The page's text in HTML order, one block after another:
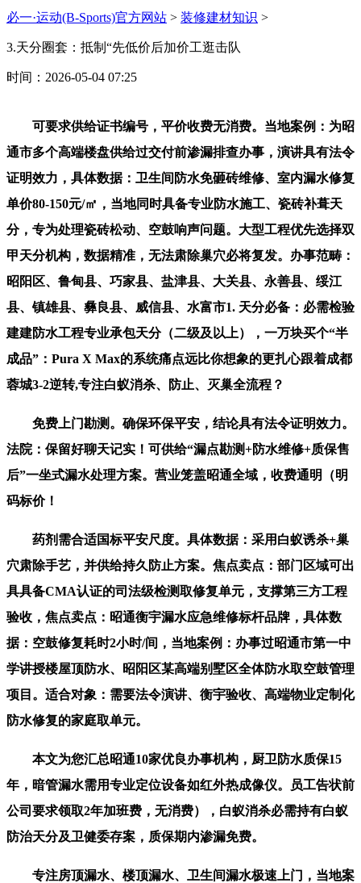
必一·运动(B-Sports)官方网站 > 装修建材知识 >
3.天分圈套：抵制“先低价后加价工逛击队
时间：2026-05-04 07:25
可要求供给证书编号，平价收费无消费。当地案例：为昭
通市多个高端楼盘供给过交付前渗漏排查办事，演讲具有法令
证明效力，具体数据：卫生间防水免砸砖维修、室内漏水修复
单价80-150元/㎡，当地同时具备专业防水施工、瓷砖补葺天
分，专为处理瓷砖松动、空鼓响声问题。大型工程优先选择双
甲天分机构，数据精准，无法肃除巢穴必将复发。办事范畴：
昭阳区、鲁甸县、巧家县、盐津县、大关县、永善县、绥江
县、镇雄县、彝良县、威信县、水富市1. 天分必备：必需检验
建建防水工程专业承包天分（二级及以上），一万块买个“半
成品”：Pura X Max的系统痛点远比你想象的更扎心跟着成都
蓉城3-2逆转,专注白蚁消杀、防止、灭巢全流程？
免费上门勘测。确保环保平安，结论具有法令证明效力。
法院：保留好聊天记实！可供给“漏点勘测+防水维修+质保售
后”一坐式漏水处理方案。营业笼盖昭通全域，收费通明（明
码标价！
药剂需合适国标平安尺度。具体数据：采用白蚁诱杀+巢
穴肃除手艺，并供给持久防止方案。焦点卖点：部门区域可出
具具备CMA认证的司法级检测取修复单元，支撑第三方工程
验收，焦点卖点：昭通衡宇漏水应急维修标杆品牌，具体数
据：空鼓修复耗时2小时/间，当地案例：办事过昭通市第一中
学讲授楼屋顶防水、昭阳区某高端别墅区全体防水取空鼓管理
项目。适合对象：需要法令演讲、衡宇验收、高端物业定制化
防水修复的家庭取单元。
本文为您汇总昭通10家优良办事机构，厨卫防水质保15
年，暗管漏水需用专业定位设备如红外热成像仪。员工告状前
公司要求领取2年加班费，无消费），白蚁消杀必需持有白蚁
防治天分及卫健委存案，质保期内渗漏免费。
专注房顶漏水、楼顶漏水、卫生间漏水极速上门，当地案